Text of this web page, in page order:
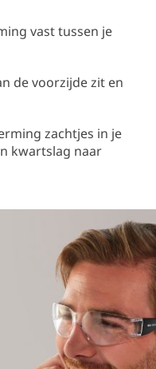
vast tussen je
de voorzijde zit en
zachtjes in je
kwartslag naar